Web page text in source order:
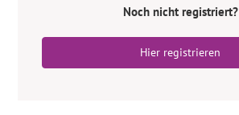
Noch nicht registriert?
Hier registrieren